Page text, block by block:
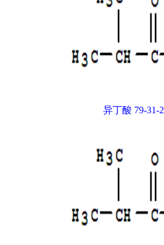
异丁酸 79-31-2